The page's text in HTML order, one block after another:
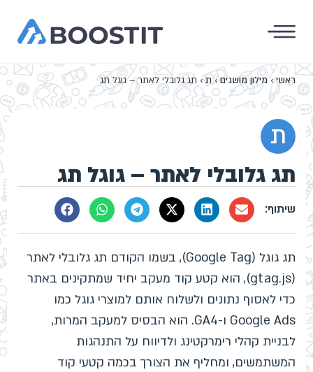
ראשי›מילון מושגים›ת› תג גלובלי לאתר – גוגל תג
ת
תג גלובלי לאתר – גוגל תג
תג גוגל (Google Tag), בשמו הקודם תג גלובלי לאתר
(gtag.js), הוא קטע קוד מעקב יחיד שמתקינים באתר
כדי לאסוף נתונים ולשלוח אותם למוצרי גוגל כמו
Google Ads ו-GA4. הוא הבסיס למעקב המרות,
לבניית קהלי רימרקטינג ולדיווח על התנהגות
המשתמשים, ומחליף את הצורך בכמה קטעי קוד